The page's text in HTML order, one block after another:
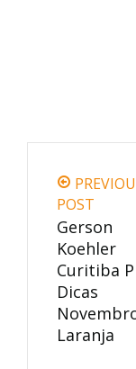
POST
Gerson
Koehler
Curitiba
Dicas
Laranja